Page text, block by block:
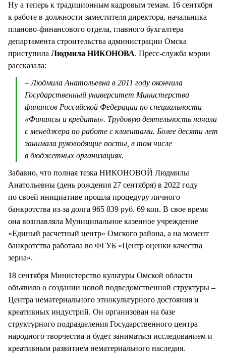
Ну а теперь к традиционным кадровым темам. 16 сентября
к работе в должности заместителя директора, начальника
планово-финансового отдела, главного бухгалтера
департамента строительства администрации Омска
приступила Людмила НИКОНОВА. Пресс-служба мэрии
рассказала:
– Людмила Анатольевна в 2011 году окончила
Государственный университет Министерства
финансов Российской Федерации по специальности
«Финансы и кредиты». Трудовую деятельность начала
с менеджера по работе с клиентами. Более десяти лет
занимала руководящие посты, в том числе
в бюджетных организациях.
Забавно, что полная тезка НИКОНОВОЙ Людмилы
Анатольевны (день рождения 27 сентября) в 2022 году
по своей инициативе прошла процедуру личного
банкротства из-за долга 965 839 руб. 69 коп. В свое время
она возглавляла Муниципальное казенное учреждение
«Единый расчетный центр» Омского района, а на момент
банкротства работала во ФГУБ «Центр оценки качества
зерна».
18 сентября Министерство культуры Омской области
объявило о создании новой подведомственной структуры –
Центра нематериального этнокультурного достояния и
креативных индустрий. Он организован на базе
структурного подразделения Государственного центра
народного творчества и будет заниматься исследованием и
креативным развитием нематериального наследия.